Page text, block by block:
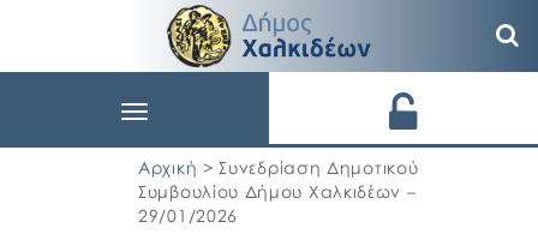
Toggle
Αρχική > Συνεδρίαση Δημοτικού
Συμβουλίου Δήμου Χαλκιδέων –
29/01/2026